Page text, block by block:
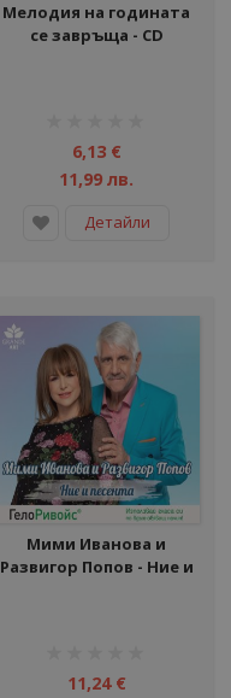
Мелодия на годината
се завръща - CD
6,13 €
11,99 лв.
Детайли
Мими Иванова и
Развигор Попов - Ние и
11,24 €